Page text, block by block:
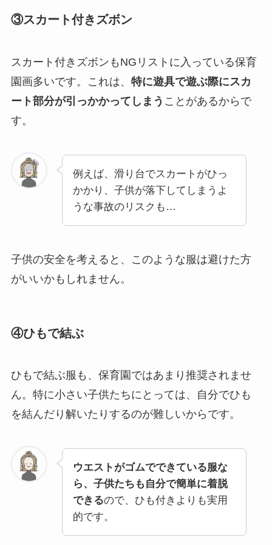
③スカート付きズボン
スカート付きズボンもNGリストに入っている保育
園画多いです。これは、 特に遊具で遊ぶ際にスカ
ート部分が引っかかってしまう ことがあるからで
す。
例えば、滑り台でスカートがひっ
かかり、子供が落下してしまうよ
うな事故のリスクも…
子供の安全を考えると、このような服は避けた方
がいいかもしれません。
④ひもで結ぶ
ひもで結ぶ服も、保育園ではあまり推奨されませ
ん。特に小さい子供たちにとっては、自分でひも
を結んだり解いたりするのが難しいからです。
ウエストがゴムでできている服な
ら、子供たちも自分で簡単に着脱
できるので、ひも付きよりも実用
的です。